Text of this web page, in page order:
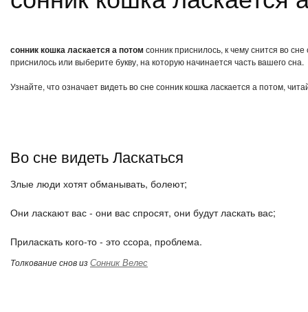
сонник кошка ласкается а потом сонник приснилось, к чему снится во
приснилось или выберите букву, на которую начинается часть вашего сна.
Узнайте, что означает видеть во сне сонник кошка ласкается а потом,
Во сне видеть Ласкаться
Злые люди хотят обманывать, болеют;
Они ласкают вас - они вас спросят, они будут ласкать вас;
Приласкать кого-то - это ссора, проблема.
Толкование снов изСонник Велес